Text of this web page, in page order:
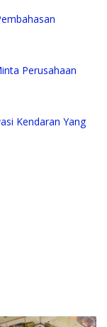
Perusahaan
Kendaran Yang